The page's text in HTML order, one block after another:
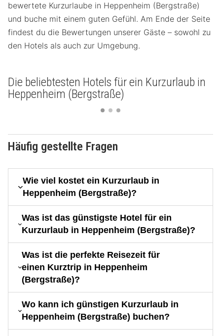
bewertete Kurzurlaube in Heppenheim (Bergstraße)
und buche mit einem guten Gefühl. Am Ende der Seite
findest du die Bewertungen unserer Gäste – sowohl zu
den Hotels als auch zur Umgebung.
Die beliebtesten Hotels für ein Kurzurlaub in
Heppenheim (Bergstraße)
Häufig gestellte Fragen
Wie viel kostet ein Kurzurlaub in
Heppenheim (Bergstraße)?
Was ist das günstigste Hotel für ein
Kurzurlaub in Heppenheim (Bergstraße)?
Was ist die perfekte Reisezeit für
einen Kurztrip in Heppenheim
(Bergstraße)?
Wo kann ich günstigen Kurzurlaub in
Heppenheim (Bergstraße) buchen?